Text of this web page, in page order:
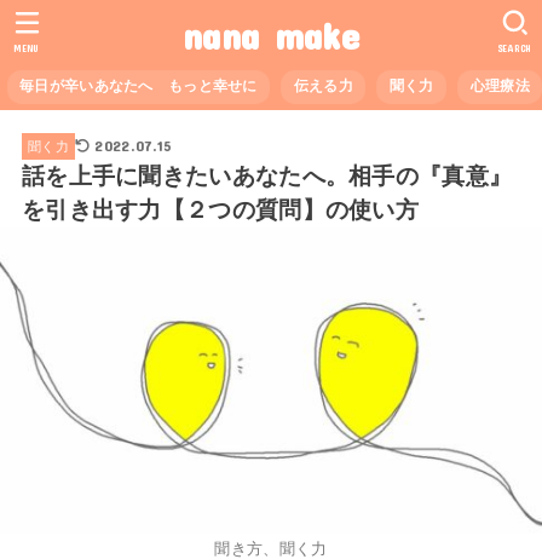
nana make
毎日が辛いあなたへ もっと幸せに 伝える力 聞く力 心理療法
SEARCH
MENU
聞く力 2022.07.15
話を上手に聞きたいあなたへ。相手の『真意』
を引き出す力【２つの質問】の使い方
聞き方、聞く力